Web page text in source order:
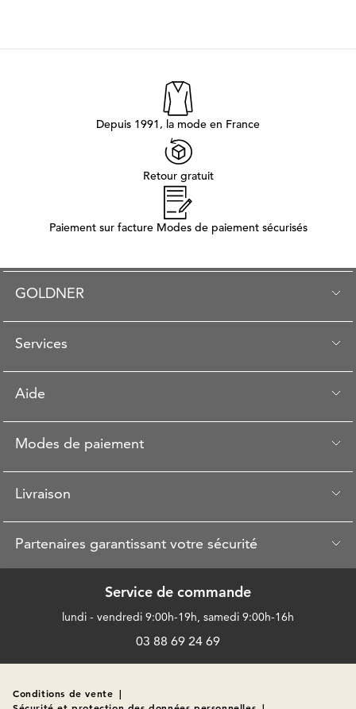
Depuis 1991, la mode en France
Retour gratuit
Paiement sur facture Modes de paiement sécurisés
GOLDNER
Services
Aide
Modes de paiement
Livraison
Partenaires garantissant votre sécurité
Service de commande
lundi - vendredi 9:00h-19h, samedi 9:00h-16h
03 88 69 24 69
Conditions de vente |